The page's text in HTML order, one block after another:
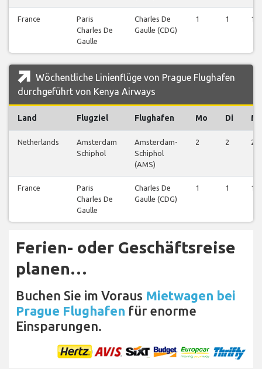
France
Paris
Charles De
Gaulle
Charles De
Gaulle (CDG)
1 1 1
Wöchentliche Linienflüge von Prague Flughafen
durchgeführt von Kenya Airways
Land Flugziel Flughafen Mo Di Mi
Netherlands
Amsterdam
Schiphol
Amsterdam-
Schiphol
(AMS)
2 2 2
France
Paris
Charles De
Gaulle
Charles De
Gaulle (CDG)
1 1 1
Ferien- oder Geschäftsreise
planen…
Buchen Sie im Voraus Mietwagen bei
Prague Flughafen für enorme
Einsparungen.